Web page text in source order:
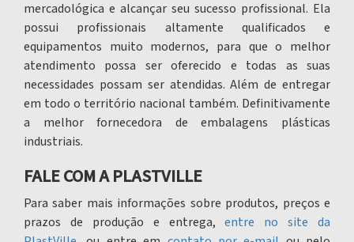
mercadológica e alcançar seu sucesso profissional. Ela
possui profissionais altamente qualificados e
equipamentos muito modernos, para que o melhor
atendimento possa ser oferecido e todas as suas
necessidades possam ser atendidas. Além de entregar
em todo o território nacional também. Definitivamente
a melhor fornecedora deembalagens plásticas
industriais.
FALE COM A PLASTVILLE
Para saber mais informações sobre produtos, preços e
prazos de produção e entrega,entre no site da